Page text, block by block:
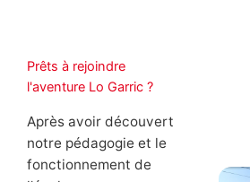
Prêts à rejoindre
l'aventure Lo Garric ?
Après avoir découvert
notre pédagogie et le
fonctionnement de